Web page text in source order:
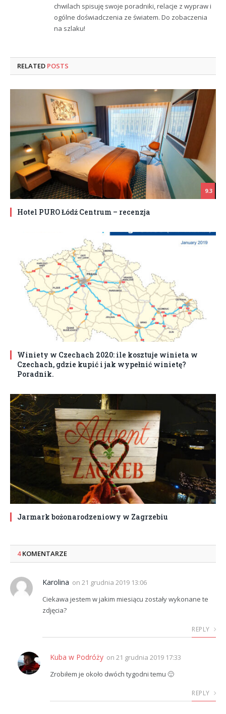
chwilach spisuję swoje poradniki, relacje z wypraw i
ogólne doświadczenia ze światem. Do zobaczenia
na szlaku!
RELATED POSTS
9.3
Hotel PURO Łódź Centrum – recenzja
Winiety w Czechach 2020: ile kosztuje winieta w
Czechach, gdzie kupić i jak wypełnić winietę?
Poradnik.
Jarmark bożonarodzeniowy w Zagrzebiu
4KOMENTARZE
Karolina on 21 grudnia 2019 13:06
Ciekawa jestem w jakim miesiącu zostały wykonane te
zdjęcia?
REPLY
Kuba w Podróży on 21 grudnia 2019 17:33
Zrobiłem je około dwóch tygodni temu 🙂
REPLY